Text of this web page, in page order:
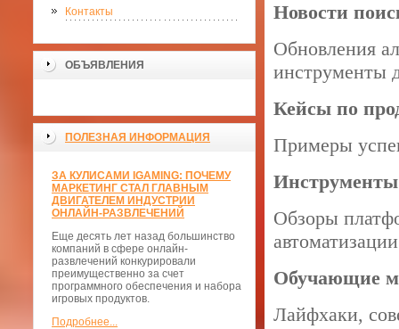
Контакты
ОБЪЯВЛЕНИЯ
ПОЛЕЗНАЯ ИНФОРМАЦИЯ
ЗА КУЛИСАМИ IGAMING: ПОЧЕМУ
МАРКЕТИНГ СТАЛ ГЛАВНЫМ
ДВИГАТЕЛЕМ ИНДУСТРИИ
ОНЛАЙН-РАЗВЛЕЧЕНИЙ
Еще десять лет назад большинство
компаний в сфере онлайн-
развлечений конкурировали
преимущественно за счет
программного обеспечения и набора
игровых продуктов.
Подробнее...
Новости
Обновления
инструменты
Кейсы по
Примеры
Обзоры
Обучающие
Лайфхаки,